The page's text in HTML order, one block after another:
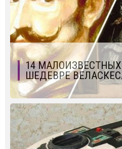
14
ШЕДЕВРЕ